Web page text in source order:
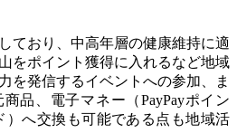
ており、中高年層の健康維持に適
をポイント獲得に入れるなど地域
を発信するイベントへの参加、ま
品、電子マネー（PayPayポイン
）へ交換も可能である点も地域活